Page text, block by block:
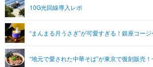
リリース一覧
プッシュ通知の停止方法
10G光回線導入レポ
“まんまる月うさぎ”が可愛すぎる！銀座コー
“地元で愛された中華そば”が東京で復刻販売